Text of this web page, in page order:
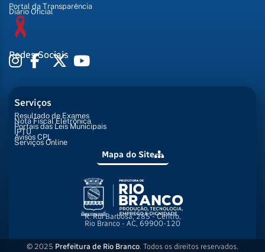
Portal da Transparência
Diário Oficial
Redes Sociais
Serviços
Resultado de Exames
Nota Fiscal Eletrônica
Portais das Leis Municipais
IPTU
Avisos CPL
Serviços Online
Mapa do Site
R. Rui Barbosa, 285 - Centro,
Rio Branco - AC, 69900-120
© 2025 Prefeitura de Rio Branco. Todos os direitos reservados.